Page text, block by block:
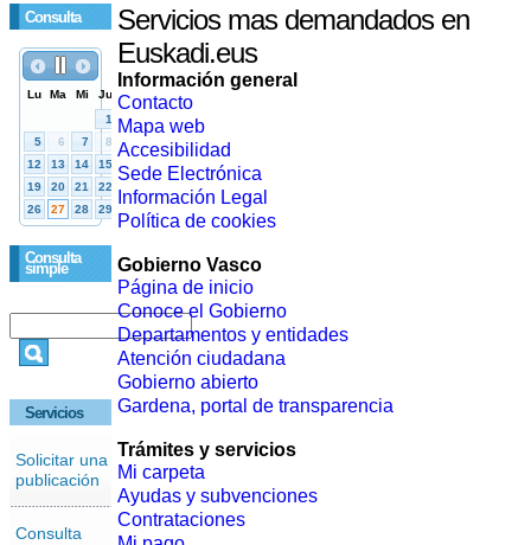
Consulta
Consulta
simple
Servicios
Solicitar una
publicación
Consulta
Servicios mas demandados en
Euskadi.eus
Información general
Contacto
Mapa web
Accesibilidad
Sede Electrónica
Información Legal
Política de cookies
Gobierno Vasco
Página de inicio
Conoce el Gobierno
Departamentos y entidades
Atención ciudadana
Gobierno abierto
Gardena, portal de transparencia
Trámites y servicios
Mi carpeta
Ayudas y subvenciones
Contrataciones